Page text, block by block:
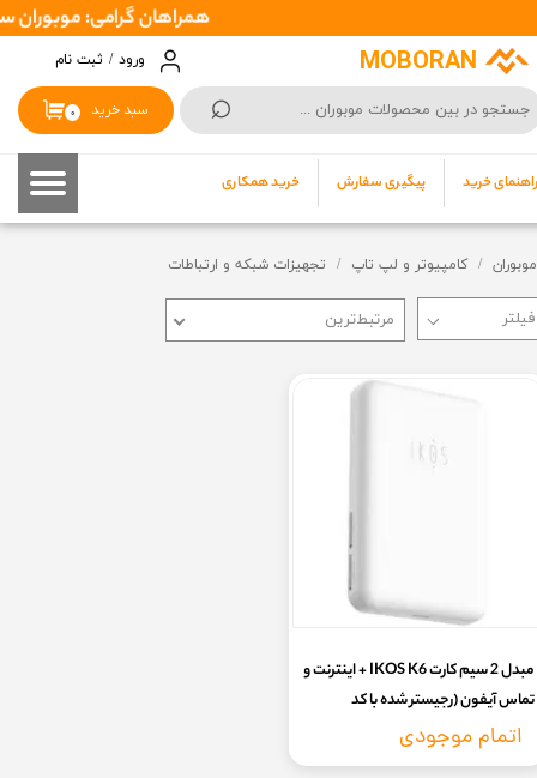
MOBORAN
⌕ ۰ سبد خرید
راهنمای خرید پیگیری سفارش خرید همکاری
ورود / ثبت نام
حساب کاربری من
تغییر گذر واژه
خروج از حساب کاربری
همراهان گرامی: موبوران سفارشات شما را در اسرع وقت ( 1 تا 2
موبوران کامپیوتر و لپ تاپ تجهیزات شبکه و ارتباطات
مرتبط‌ترین
مبدل 2 سیم کارت IKOS K6 + اینترنت و
تماس آیفون (رجیستر شده با کد
فعالسازی ، تضمین رجیستری ،تحویل
فوری)
اتمام موجودی